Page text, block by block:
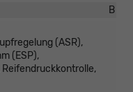
B
(ASR),
(ESP),
Reifendruckkontrolle,